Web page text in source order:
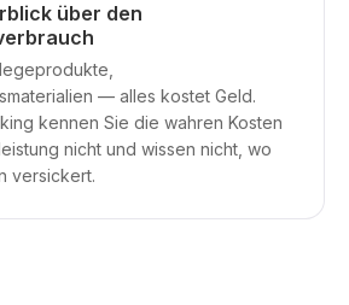
über den
— alles kostet Geld.
kennen Sie die wahren Kosten
nicht und wissen nicht, wo
versickert.